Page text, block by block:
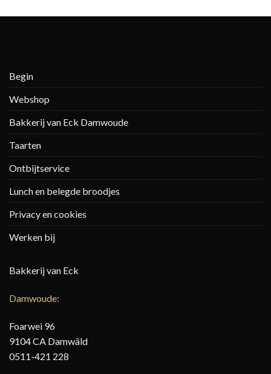
Begin
Webshop
Bakkerij van Eck Damwoude
Taarten
Ontbijtservice
Lunch en belegde broodjes
Privacy en cookies
Werken bij
Bakkerij van Eck
Damwoude:
Foarwei 96
9104 CA Damwâld
0511-421 228